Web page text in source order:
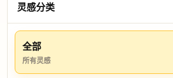
灵感分类
全部
所有灵感